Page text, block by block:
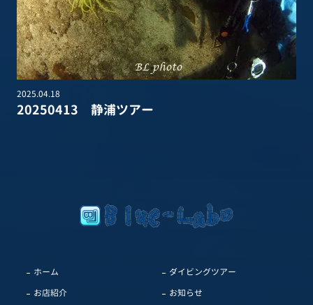
2025.04.18
20250413 静浦ツアー
ホーム
お店紹介
ダイビングツアー
お知らせ